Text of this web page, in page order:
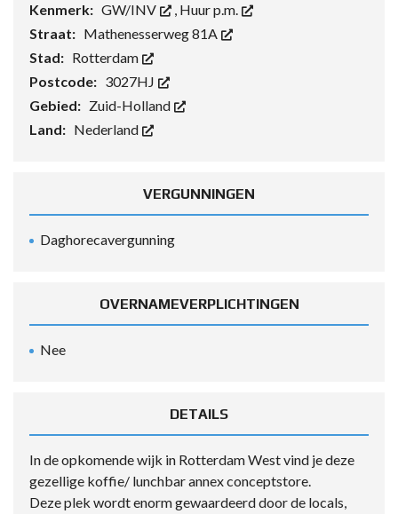
Kenmerk: GW/INV , Huur p.m.
Straat: Mathenesserweg 81A
Stad: Rotterdam
Postcode: 3027HJ
Gebied: Zuid-Holland
Land: Nederland
VERGUNNINGEN
Daghorecavergunning
OVERNAMEVERPLICHTINGEN
Nee
DETAILS
In de opkomende wijk in Rotterdam West vind je deze
gezellige koffie/ lunchbar annex conceptstore.
Deze plek wordt enorm gewaardeerd door de locals,